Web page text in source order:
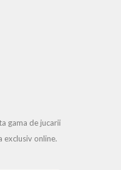
gama de jucarii
exclusiv online.